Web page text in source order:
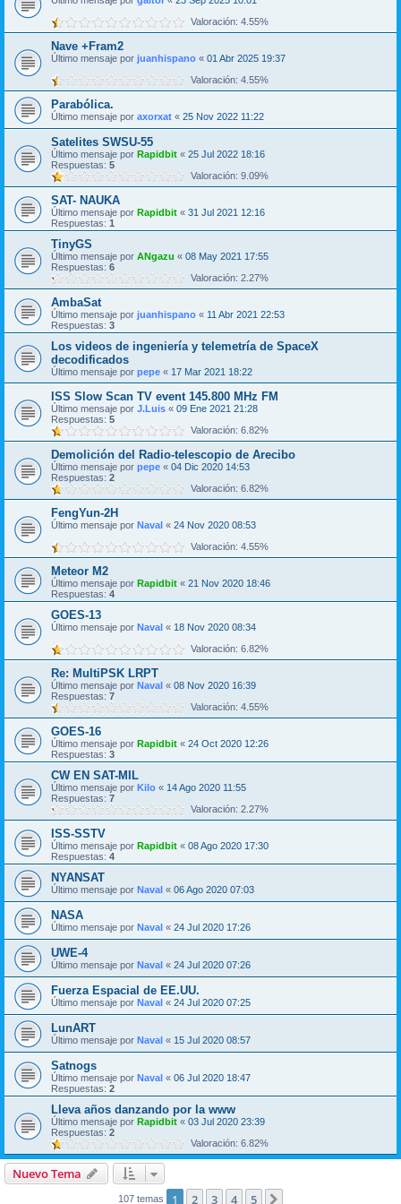
Valoración: 4.55%
Nave +Fram2
Último mensaje por juanhispano « 01 Abr 2025 19:37
Valoración: 4.55%
Parabólica.
Último mensaje por axorxat « 25 Nov 2022 11:22
Satelites SWSU-55
Último mensaje por Rapidbit « 25 Jul 2022 18:16
Respuestas: 5
Valoración: 9.09%
SAT- NAUKA
Último mensaje por Rapidbit « 31 Jul 2021 12:16
Respuestas: 1
TinyGS
Último mensaje por ANgazu « 08 May 2021 17:55
Respuestas: 6
Valoración: 2.27%
AmbaSat
Último mensaje por juanhispano « 11 Abr 2021 22:53
Respuestas: 3
Los videos de ingeniería y telemetría de SpaceX
decodificados
Último mensaje por pepe « 17 Mar 2021 18:22
ISS Slow Scan TV event 145.800 MHz FM
Último mensaje por J.Luis « 09 Ene 2021 21:28
Respuestas: 5
Valoración: 6.82%
Demolición del Radio-telescopio de Arecibo
Último mensaje por pepe « 04 Dic 2020 14:53
Respuestas: 2
Valoración: 6.82%
FengYun-2H
Último mensaje por Naval « 24 Nov 2020 08:53
Valoración: 4.55%
Meteor M2
Último mensaje por Rapidbit « 21 Nov 2020 18:46
Respuestas: 4
GOES-13
Último mensaje por Naval « 18 Nov 2020 08:34
Valoración: 6.82%
Re: MultiPSK LRPT
Último mensaje por Naval « 08 Nov 2020 16:39
Respuestas: 7
Valoración: 4.55%
GOES-16
Último mensaje por Rapidbit « 24 Oct 2020 12:26
Respuestas: 3
CW EN SAT-MIL
Último mensaje por Kilo « 14 Ago 2020 11:55
Respuestas: 7
Valoración: 2.27%
ISS-SSTV
Último mensaje por Rapidbit « 08 Ago 2020 17:30
Respuestas: 4
NYANSAT
Último mensaje por Naval « 06 Ago 2020 07:03
NASA
Último mensaje por Naval « 24 Jul 2020 17:26
UWE-4
Último mensaje por Naval « 24 Jul 2020 07:26
Fuerza Espacial de EE.UU.
Último mensaje por Naval « 24 Jul 2020 07:25
LunART
Último mensaje por Naval « 15 Jul 2020 08:57
Satnogs
Último mensaje por Naval « 06 Jul 2020 18:47
Respuestas: 2
Lleva años danzando por la www
Último mensaje por Rapidbit « 03 Jul 2020 23:39
Respuestas: 2
Valoración: 6.82%
Nuevo Tema
107 temas 1 2 3 4 5